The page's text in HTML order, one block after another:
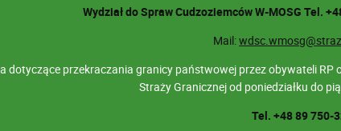
Wydział do Spraw Cudzoziemców W-MOSG Tel.
Mail:
dotyczące przekraczania granicy państwowej przez obywateli RP
Straży Granicznej od poniedziałku do
Tel. +48 89 750-